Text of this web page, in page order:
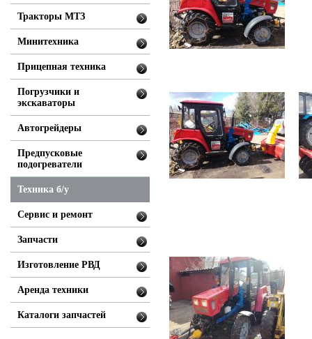
Тракторы МТЗ
Минитехника
Прицепная техника
Погрузчики и
экскаваторы
Автогрейдеры
Предпусковые
подогреватели
Техника б/у
Сервис и ремонт
Запчасти
Изготовление РВД
Аренда техники
Каталоги запчастей